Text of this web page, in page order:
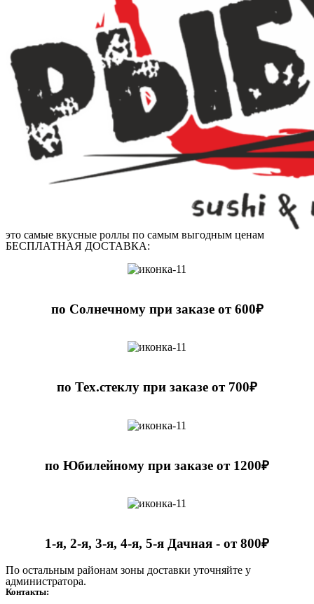
это самые вкусные роллы по самым выгодным ценам
БЕСПЛАТНАЯ ДОСТАВКА:
по Солнечному при заказе от 600₽
по Тех.стеклу при заказе от 700₽
по Юбилейному при заказе от 1200₽
1-я, 2-я, 3-я, 4-я, 5-я Дачная - от 800₽
По остальным районам зоны доставки уточняйте у
администратора.
Контакты: